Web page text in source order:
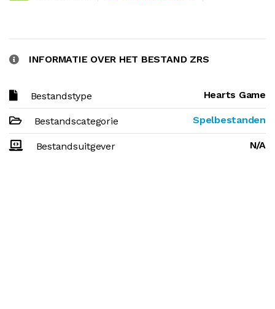
INFORMATIE OVER HET BESTAND ZRS
Bestandstype Hearts Game
Bestandscategorie Spelbestanden
Bestandsuitgever N/A